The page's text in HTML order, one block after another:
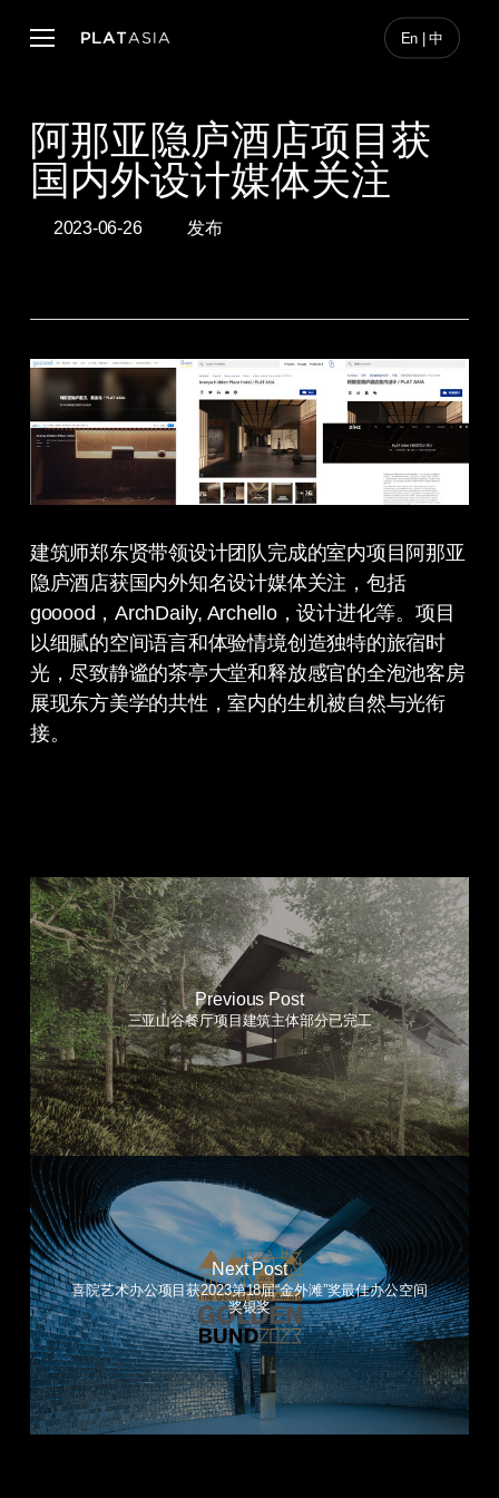
Menu En | 中
阿那亚隐庐酒店项目获
国内外设计媒体关注
2023-06-26 发布
建筑师郑东贤带领设计团队完成的室内项目阿那亚
隐庐酒店获国内外知名设计媒体关注，包括
gooood，ArchDaily, Archello，设计进化等。项目
以细腻的空间语言和体验情境创造独特的旅宿时
光，尽致静谧的茶亭大堂和释放感官的全泡池客房
展现东方美学的共性，室内的生机被自然与光衔
接。
Previous Post
三亚山谷餐厅项目建筑主体部分已完工
Next Post
喜院艺术办公项目获2023第18届“金外滩”奖最佳办公空间
奖银奖